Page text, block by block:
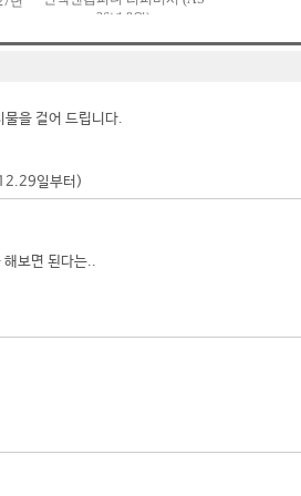
을 걸어 드립니다.
일부터)
해보면 된다는..